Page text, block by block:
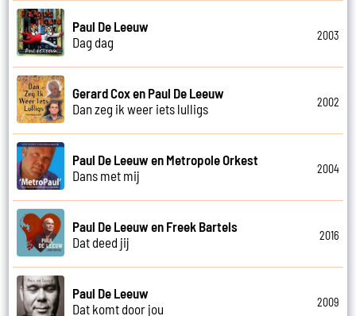
Paul De Leeuw
Dag dag
2003
Gerard Cox en Paul De Leeuw
Dan zeg ik weer iets lulligs
2002
Paul De Leeuw en Metropole Orkest
Dans met mij
2004
Paul De Leeuw en Freek Bartels
Dat deed jij
2016
Paul De Leeuw
Dat komt door jou
2009